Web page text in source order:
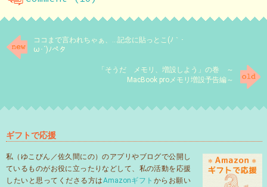
ココまで言われちゃぁ、…記念に貼っとこ(ﾉ｀･
ω･´)ﾉペタ
「そうだ メモリ、増設しよう」の巻 ～
MacBook proメモリ増設予告編～
ギフトで応援
私（ゆこびん／佐久間にの）のアプリやブログで公開し
ているものがお役に立ったりなどして、私の活動を応援
したいと思ってくださる方はAmazonギフト からお願い